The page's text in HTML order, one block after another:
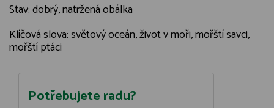
Stav: dobrý, natržená obálka
Klíčová slova: světový oceán, život v moři, mořští savci,
mořští ptáci
Potřebujete radu?